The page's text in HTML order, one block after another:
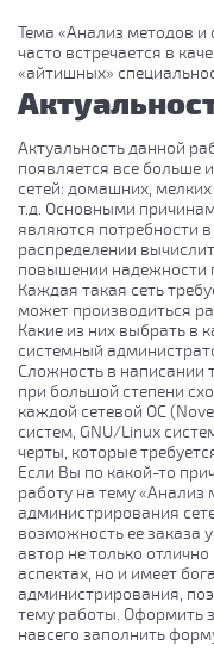
Тема «Анализ методов и
часто встречается в
«айтишных»
Актуальность данной
появляется все больше
сетей: домашних,
т.д. Основными
являются потребности
распределении
повышении надежности
Каждая такая сеть
может производиться
Какие из них выбрать в
системный
Сложность в написании
при большой степени
каждой сетевой ОС
систем, GNU/Linux
черты, которые
Если Вы по какой-то
работу на тему «Анализ
администрирования
возможность ее заказа
автор не только
аспектах, но и имеет
администрирования,
тему работы. Оформить
навсего заполнить